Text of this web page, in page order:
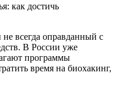
как достичь
всегда оправданный с
В России уже
программы
время на биохакинг,